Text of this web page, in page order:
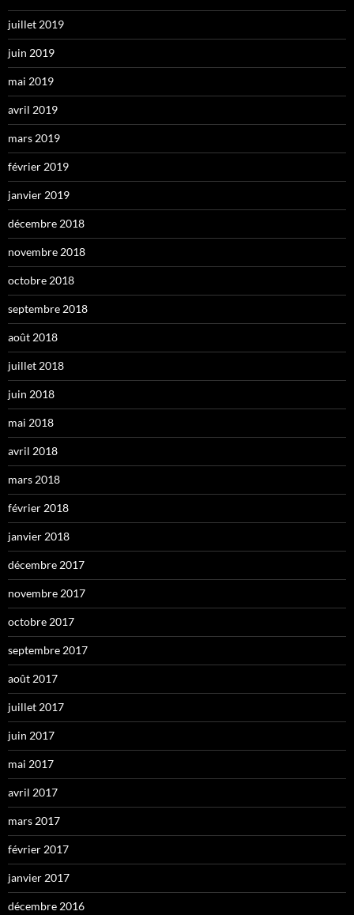
juillet 2019
juin 2019
mai 2019
avril 2019
mars 2019
février 2019
janvier 2019
décembre 2018
novembre 2018
octobre 2018
septembre 2018
août 2018
juillet 2018
juin 2018
mai 2018
avril 2018
mars 2018
février 2018
janvier 2018
décembre 2017
novembre 2017
octobre 2017
septembre 2017
août 2017
juillet 2017
juin 2017
mai 2017
avril 2017
mars 2017
février 2017
janvier 2017
décembre 2016